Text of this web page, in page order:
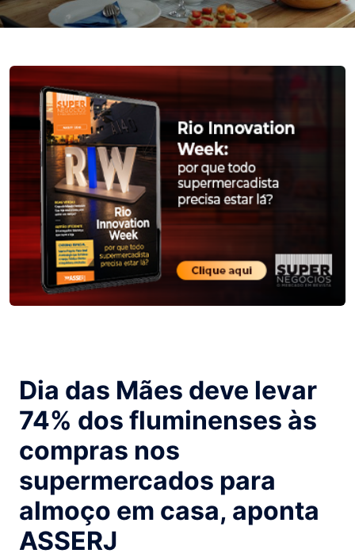
Dia das Mães deve levar
74% dos fluminenses às
compras nos
supermercados para
almoço em casa, aponta
ASSERJ